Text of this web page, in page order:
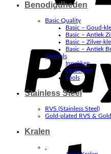
Benodigdheden
Basic Quality
Basic – Goud-
Basic – Antiek
Basic – Zilver-
Basic – Antiek
Specials
Inpakken
Opbergen
Tools
Stainless Steel
RVS (Stainless Steel)
Gold-plated RVS &
Kralen
.